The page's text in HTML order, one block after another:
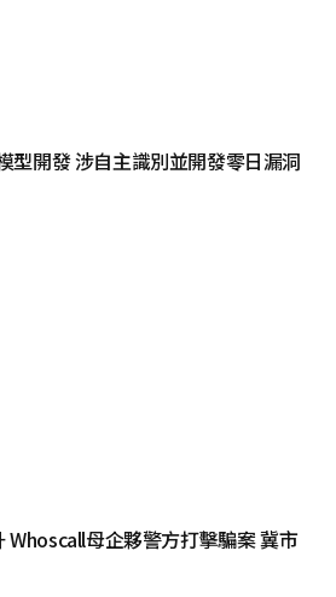
型開發 涉自主識別並開發零日漏洞
Whoscall母企夥警方打擊騙案 冀市